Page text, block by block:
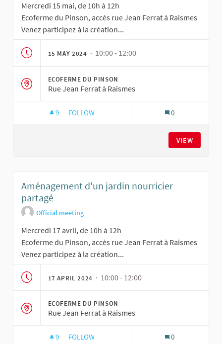
Mercredi 15 mai, de 10h à 12h
Ecoferme du Pinson, accès rue Jean Ferrat à Raismes
Venez participez à la création...
15 MAY 2024 · 10:00 - 12:00
ECOFERME DU PINSON
Rue Jean Ferrat à Raismes
9 9 FOLLOWERS
FOLLOW 0
VIEW
Aménagement d'un jardin nourricier
partagé
Official meeting
Mercredi 17 avril, de 10h à 12h
Ecoferme du Pinson, accès rue Jean Ferrat à Raismes
Venez participez à la création...
17 APRIL 2024 · 10:00 - 12:00
ECOFERME DU PINSON
Rue Jean Ferrat à Raismes
9 9 FOLLOWERS
FOLLOW 0